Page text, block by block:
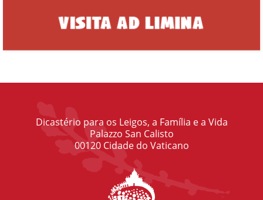
Dicastério para os Leigos, a Família e a Vida
Palazzo San Calisto
00120 Cidade do Vaticano